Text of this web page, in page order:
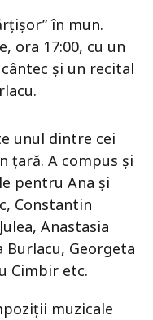
în mun.
ora 17:00, cu un
și un recital
unul dintre cei
țară. A compus și
pentru Ana şi
Constantin
Anastasia
Burlacu, Georgeta
Cimbir etc.
muzicale